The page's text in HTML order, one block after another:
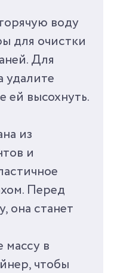
воду
для очистки
Для
удалите
ей высохнуть.
из
и
Перед
она станет
в
чтобы